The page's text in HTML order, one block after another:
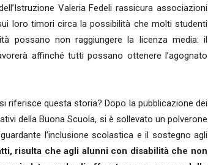
Valeria Fedeli rassicura associazioni
loro timori circa la possibilità che molti studenti
possano non raggiungere la licenza media: il
affinché tutti possano ottenere l’agognato
riferisce questa storia? Dopo la pubblicazione dei
della Buona Scuola, si è sollevato un polverone
l’inclusione scolastica e il sostegno agli
risulta che agli alunni con disabilità che non